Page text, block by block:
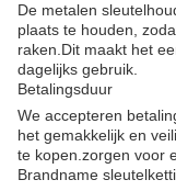
De metalen
plaats te houden,
raken.Dit maakt het
dagelijks gebruik.
Betalingsduur
We accepteren
het gemakkelijk en
te kopen.zorgen voor
Brandname